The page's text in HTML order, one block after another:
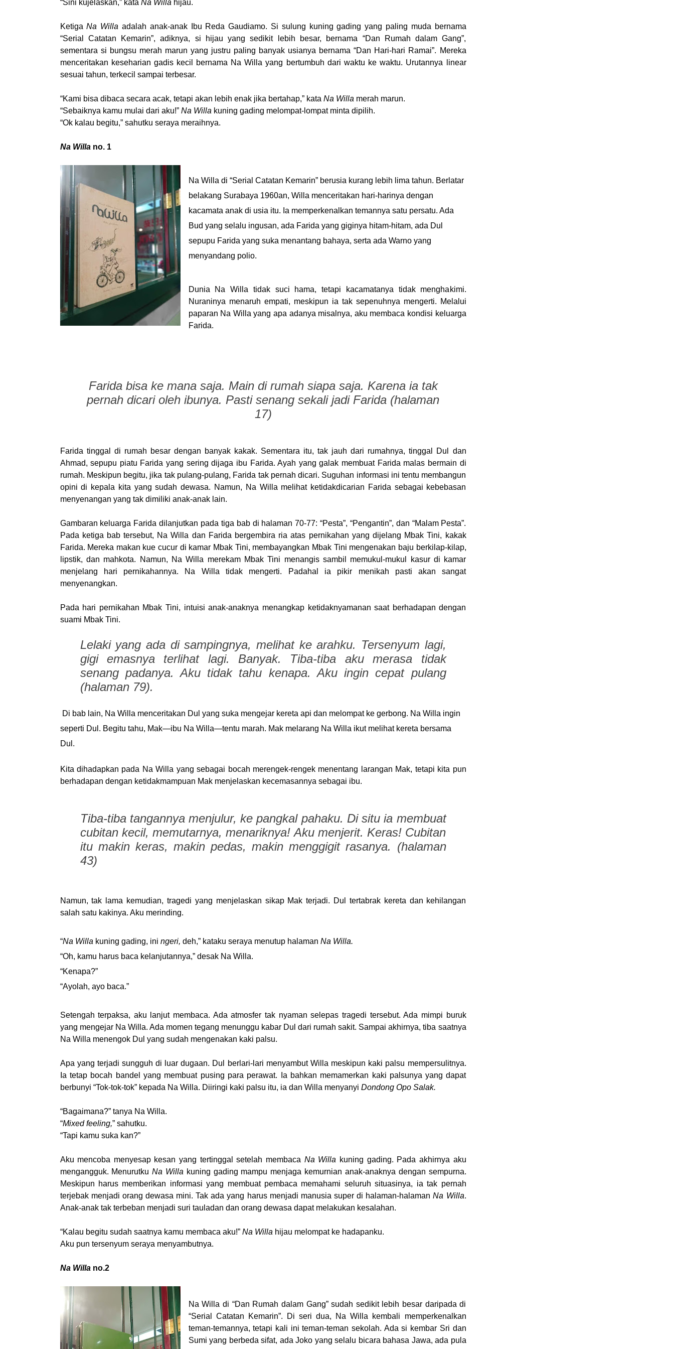
“Sini kujelaskan,” kata Na Willa hijau.
KetigaNa Willa adalah anak-anak Ibu Reda Gaudiamo. Si sulung kuning gading yang paling muda bernama
“Serial Catatan Kemarin”, adiknya, si hijau yang sedikit lebih besar, bernama “Dan Rumah dalam Gang”,
sementara si bungsu merah marun yang justru paling banyak usianya bernama “Dan Hari-hari Ramai”. Mereka
menceritakan keseharian gadis kecil bernama Na Willa yang bertumbuh dari waktu ke waktu. Urutannya linear
sesuai tahun, terkecil sampai terbesar.
“Kami bisa dibaca secara acak, tetapi akan lebih enak jika bertahap,” kata Na Willa merah marun.
“Sebaiknya kamu mulai dari aku!” Na Willa kuning gading melompat-lompat minta dipilih.
“Ok kalau begitu,” sahutku seraya meraihnya.
Na Willano. 1
Na Willa di “Serial Catatan Kemarin” berusia kurang lebih lima tahun. Berlatar
belakang Surabaya 1960an, Willa menceritakan hari-harinya dengan
kacamata anak di usia itu. Ia memperkenalkan temannya satu persatu. Ada
Bud yang selalu ingusan, ada Farida yang giginya hitam-hitam, ada Dul
sepupu Farida yang suka menantang bahaya, serta ada Warno yang
menyandang polio.
Dunia Na Willa tidak suci hama, tetapi kacamatanya tidak menghakimi.
Nuraninya menaruh empati, meskipun ia tak sepenuhnya mengerti. Melalui
paparan Na Willa yang apa adanya misalnya, aku membaca kondisi keluarga
Farida.
Farida bisa ke mana saja. Main di rumah siapa saja. Karena ia tak
pernah dicari oleh ibunya. Pasti senang sekali jadi Farida (halaman
17)
Farida tinggal di rumah besar dengan banyak kakak. Sementara itu, tak jauh dari rumahnya, tinggal Dul dan
Ahmad, sepupu piatu Farida yang sering dijaga ibu Farida. Ayah yang galak membuat Farida malas bermain di
rumah. Meskipun begitu, jika tak pulang-pulang, Farida tak pernah dicari. Suguhan informasi ini tentu membangun
opini di kepala kita yang sudah dewasa. Namun, Na Willa melihat ketidakdicarian Farida sebagai kebebasan
menyenangan yang tak dimiliki anak-anak lain.
Gambaran keluarga Farida dilanjutkan pada tiga bab di halaman 70-77: “Pesta”, “Pengantin”, dan “Malam Pesta”.
Pada ketiga bab tersebut, Na Willa dan Farida bergembira ria atas pernikahan yang dijelang Mbak Tini, kakak
Farida. Mereka makan kue cucur di kamar Mbak Tini, membayangkan Mbak Tini mengenakan baju berkilap-kilap,
lipstik, dan mahkota. Namun, Na Willa merekam Mbak Tini menangis sambil memukul-mukul kasur di kamar
menjelang hari pernikahannya. Na Willa tidak mengerti. Padahal ia pikir menikah pasti akan sangat
menyenangkan.
Pada hari pernikahan Mbak Tini, intuisi anak-anaknya menangkap ketidaknyamanan saat berhadapan dengan
suami Mbak Tini.
Lelaki yang ada di sampingnya, melihat ke arahku. Tersenyum lagi,
gigi emasnya terlihat lagi. Banyak. Tiba-tiba aku merasa tidak
senang padanya. Aku tidak tahu kenapa. Aku ingin cepat pulang
(halaman 79).
Di bab lain, Na Willa menceritakan Dul yang suka mengejar kereta api dan melompat ke gerbong. Na Willa ingin
seperti Dul. Begitu tahu, Mak—ibu Na Willa—tentu marah. Mak melarang Na Willa ikut melihat kereta bersama
Dul.
Kita dihadapkan pada Na Willa yang sebagai bocah merengek-rengek menentang larangan Mak, tetapi kita pun
berhadapan dengan ketidakmampuan Mak menjelaskan kecemasannya sebagai ibu.
Tiba-tiba tangannya menjulur, ke pangkal pahaku. Di situ ia membuat
cubitan kecil, memutarnya, menariknya! Aku menjerit. Keras! Cubitan
itu makin keras, makin pedas, makin menggigit rasanya. (halaman
43)
Namun, tak lama kemudian, tragedi yang menjelaskan sikap Mak terjadi. Dul tertabrak kereta dan kehilangan
salah satu kakinya. Aku merinding.
“Na Willa kuning gading, ini ngeri, deh,” kataku seraya menutup halaman Na Willa.
“Oh, kamu harus baca kelanjutannya,” desak Na Willa.
“Kenapa?”
“Ayolah, ayo baca.”
Setengah terpaksa, aku lanjut membaca. Ada atmosfer tak nyaman selepas tragedi tersebut. Ada mimpi buruk
yang mengejar Na Willa. Ada momen tegang menunggu kabar Dul dari rumah sakit. Sampai akhirnya, tiba saatnya
Na Willa menengok Dul yang sudah mengenakan kaki palsu.
Apa yang terjadi sungguh di luar dugaan. Dul berlari-lari menyambut Willa meskipun kaki palsu mempersulitnya.
Ia tetap bocah bandel yang membuat pusing para perawat. Ia bahkan memamerkan kaki palsunya yang dapat
berbunyi “Tok-tok-tok” kepada Na Willa. Diiringi kaki palsu itu, ia dan Willa menyanyi Dondong Opo Salak.
“Bagaimana?” tanya Na Willa.
“Mixed feeling,” sahutku.
“Tapi kamu suka kan?”
Aku mencoba menyesap kesan yang tertinggal setelah membaca Na Willa kuning gading. Pada akhirnya aku
mengangguk. MenurutkuNa Willa kuning gading mampu menjaga kemurnian anak-anaknya dengan sempurna.
Meskipun harus memberikan informasi yang membuat pembaca memahami seluruh situasinya, ia tak pernah
terjebak menjadi orang dewasa mini. Tak ada yang harus menjadi manusia super di halaman-halamanNa Willa.
Anak-anak tak terbeban menjadi suri tauladan dan orang dewasa dapat melakukan kesalahan.
“Kalau begitu sudah saatnya kamu membaca aku!” Na Willa hijau melompat ke hadapanku.
Aku pun tersenyum seraya menyambutnya.
Na Willa no.2
Na Willa di “Dan Rumah dalam Gang” sudah sedikit lebih besar daripada di
“Serial Catatan Kemarin”. Di seri dua, Na Willa kembali memperkenalkan
teman-temannya, tetapi kali ini teman-teman sekolah. Ada si kembar Sri dan
Sumi yang berbeda sifat, ada Joko yang selalu bicara bahasa Jawa, ada pula